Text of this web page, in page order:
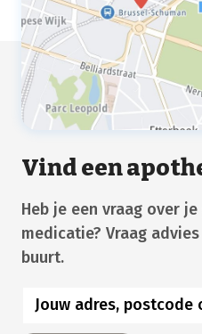
Vind een
Heb je een vraag over
medicatie? Vraag
buurt.